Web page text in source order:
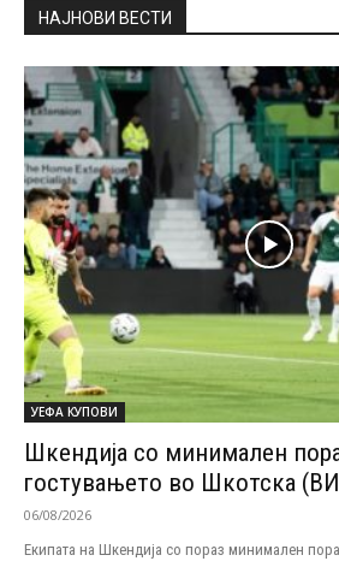
НАЈНОВИ ВЕСТИ
УЕФА КУПОВИ
Шкендија со минимален
гостувањето во Шкотска
06/08/2026
Екипата на Шкендија со пораз минимален